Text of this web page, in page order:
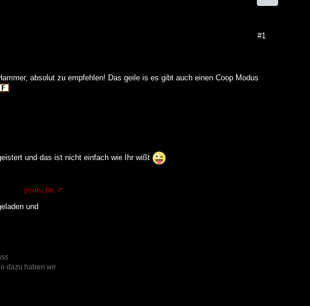
#1
absolut zu empfehlen! Das geile is es gibt auch einen Coop Modus
und das ist nicht einfach wie Ihr wißt
youtu.be
und
dazu haben wir